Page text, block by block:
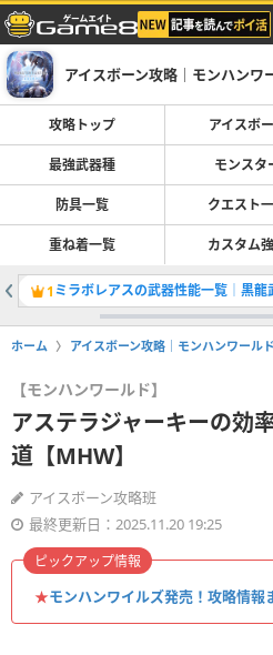
アイスボーン攻略｜モンハンワ
攻略トップ アイスボ
最強武器種 モンスタ
防具一覧 クエスト
重ね着一覧 カスタム
1 ミラボレアスの武器性能一覧│黒龍
ホーム アイスボーン攻略｜モンハンワール
【モンハンワールド】
アステラジャーキーの効
道【MHW】
アイスボーン攻略班
最終更新日：2025.11.20 19:25
★モンハンワイルズ発売！攻略情報
ピックアップ情報